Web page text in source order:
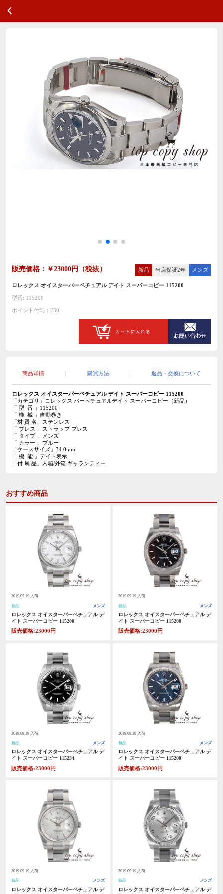
販売価格：￥23000円（税抜） 新品 当店保証2年 メンズ
ロレックス オイスターパーペチュアル デイト スーパーコピー 115200
型番: 115200
ポイント付与：230
商品详情 購買方法 返品・交換について
ロレックス オイスターパーペチュアル デイト スーパーコピー 115200
「カテゴリ」ロレックス パーペチュアルデイト スーパーコピー（新品）
「 型 番 」115200
「 機 械 」自動巻き
「材 質 名」ステンレス
「 ブレス 」ストラップ ブレス
「 タイプ 」メンズ
「 カラー 」ブルー
「ケースサイズ」34.0mm
「 機 能 」デイト表示
「付 属 品」内箱/外箱 ギャランティー
おすすめ商品
2019.09.19 入荷
新品 メンズ
ロレックス オイスターパーペチュアル デ
イト スーパーコピー 115200
販売価格:23000円
2019.09.19 入荷
新品 メンズ
ロレックス オイスターパーペチュアル デ
イト スーパーコピー 115200
販売価格:23000円
2019.09.19 入荷
新品 メンズ
ロレックス オイスターパーペチュアル デ
イト スーパーコピー 115234
販売価格:23000円
2019.09.19 入荷
新品 メンズ
ロレックス オイスターパーペチュアル デ
イト スーパーコピー 115200
販売価格:23000円
2019.09.19 入荷
新品 メンズ
ロレックス オイスターパーペチュアル デ
2019.09.19 入荷
新品 メンズ
ロレックス オイスターパーペチュアル デ